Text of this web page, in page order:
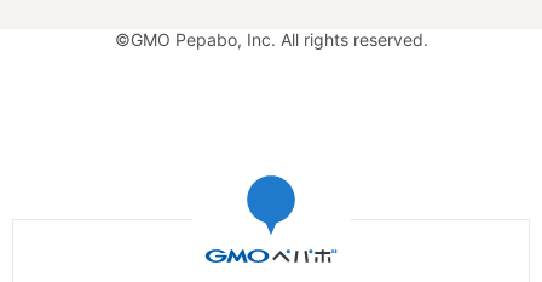
©GMO Pepabo, Inc. All rights reserved.